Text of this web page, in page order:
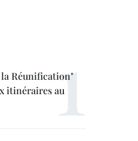
la Réunification"
itinéraires au